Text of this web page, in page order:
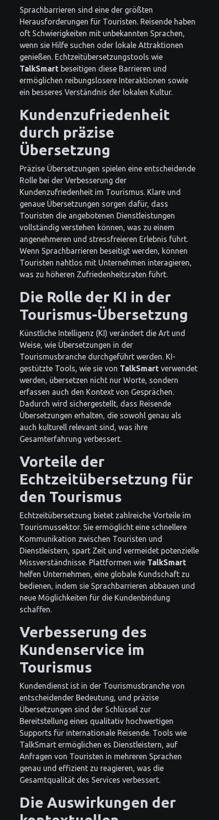
Sprachbarrieren sind eine der größten
Herausforderungen für Touristen. Reisende haben
oft Schwierigkeiten mit unbekannten Sprachen,
wenn sie Hilfe suchen oder lokale Attraktionen
genießen. Echtzeitübersetzungstools wie
TalkSmart beseitigen diese Barrieren und
ermöglichen reibungslosere Interaktionen sowie
ein besseres Verständnis der lokalen Kultur.
Kundenzufriedenheit
durch präzise
Übersetzung
Präzise Übersetzungen spielen eine entscheidende
Rolle bei der Verbesserung der
Kundenzufriedenheit im Tourismus. Klare und
genaue Übersetzungen sorgen dafür, dass
Touristen die angebotenen Dienstleistungen
vollständig verstehen können, was zu einem
angenehmeren und stressfreieren Erlebnis führt.
Wenn Sprachbarrieren beseitigt werden, können
Touristen nahtlos mit Unternehmen interagieren,
was zu höheren Zufriedenheitsraten führt.
Die Rolle der KI in der
Tourismus-Übersetzung
Künstliche Intelligenz (KI) verändert die Art und
Weise, wie Übersetzungen in der
Tourismusbranche durchgeführt werden. KI-
gestützte Tools, wie sie von TalkSmart verwendet
werden, übersetzen nicht nur Worte, sondern
erfassen auch den Kontext von Gesprächen.
Dadurch wird sichergestellt, dass Reisende
Übersetzungen erhalten, die sowohl genau als
auch kulturell relevant sind, was ihre
Gesamterfahrung verbessert.
Vorteile der
Echtzeitübersetzung für
den Tourismus
Echtzeitübersetzung bietet zahlreiche Vorteile im
Tourismussektor. Sie ermöglicht eine schnellere
Kommunikation zwischen Touristen und
Dienstleistern, spart Zeit und vermeidet potenzielle
Missverständnisse. Plattformen wie TalkSmart
helfen Unternehmen, eine globale Kundschaft zu
bedienen, indem sie Sprachbarrieren abbauen und
neue Möglichkeiten für die Kundenbindung
schaffen.
Verbesserung des
Kundenservice im
Tourismus
Kundendienst ist in der Tourismusbranche von
entscheidender Bedeutung, und präzise
Übersetzungen sind der Schlüssel zur
Bereitstellung eines qualitativ hochwertigen
Supports für internationale Reisende. Tools wie
TalkSmart ermöglichen es Dienstleistern, auf
Anfragen von Touristen in mehreren Sprachen
genau und effizient zu reagieren, was die
Gesamtqualität des Services verbessert.
Die Auswirkungen der